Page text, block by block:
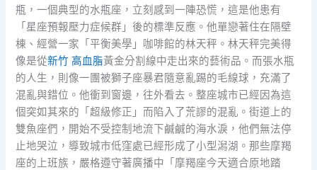
瓶，一個典型的水瓶座，立刻感到一陣恐慌，這是他患有
「星座預報壓力症候群」後的標準反應。他單戀著住在隔壁
棟、經營一家「平衡美學」咖啡館的林天秤。林天秤完美得
像是從新竹 高血脂黃金分割線中走出來的藝術品。而張水瓶
的人生，則像一團被獅子座暴君隨意亂踢的毛線球，充滿了
混亂與錯位。他衝到窗邊，往外看去。整座城市已經因為這
個突如其來的「超級修正」而陷入了荒謬的混亂。街道上的
雙魚座們，開始不受控制地流下鹹鹹的海水淚，他們無法停
止地哭泣，導致城市低窪處已經形成了小型潟湖。那些摩羯
座的上班族，嚴格遵守著廣播中「摩羯座今天適合原地踏